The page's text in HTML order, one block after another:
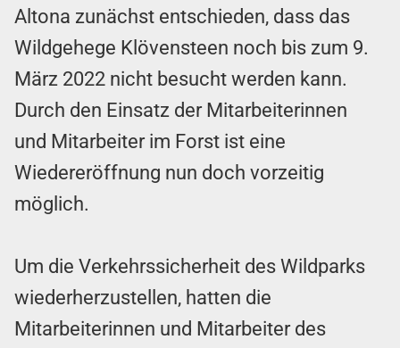
Altona zunächst entschieden, dass das
Wildgehege Klövensteen noch bis zum 9.
März 2022 nicht besucht werden kann.
Durch den Einsatz der Mitarbeiterinnen
und Mitarbeiter im Forst ist eine
Wiedereröffnung nun doch vorzeitig
möglich.
Um die Verkehrssicherheit des Wildparks
wiederherzustellen, hatten die
Mitarbeiterinnen und Mitarbeiter des